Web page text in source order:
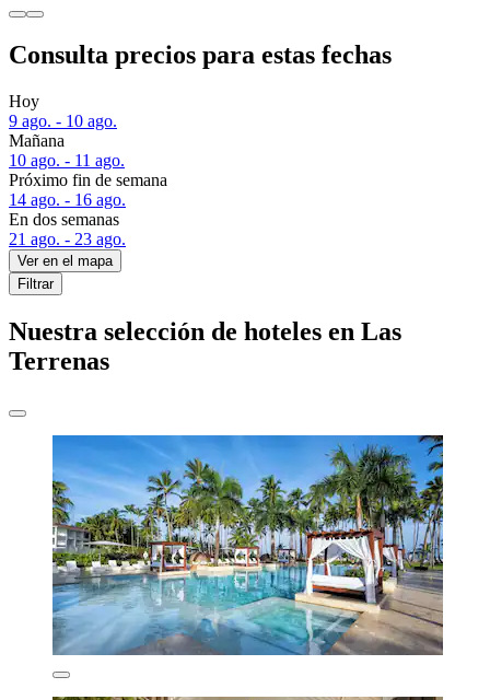
Consulta precios para estas fechas
Hoy
9 ago. - 10 ago.
Mañana
10 ago. - 11 ago.
Próximo fin de semana
14 ago. - 16 ago.
En dos semanas
21 ago. - 23 ago.
Ver en el mapa
Filtrar
Nuestra selección de hoteles en Las
Terrenas